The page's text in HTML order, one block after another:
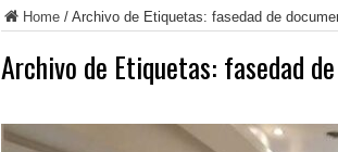
Home/ Archivo de Etiquetas: fasedad de
Archivo de Etiquetas: fasedad